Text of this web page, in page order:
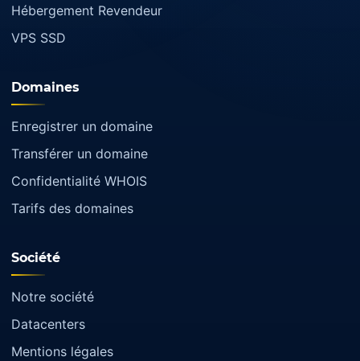
Hébergement Revendeur
VPS SSD
Domaines
Enregistrer un domaine
Transférer un domaine
Confidentialité WHOIS
Tarifs des domaines
Société
Notre société
Datacenters
Mentions légales